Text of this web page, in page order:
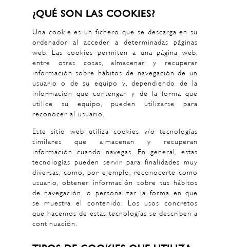
¿QUÉ SON LAS COOKIES?
Una cookie es un fichero que se descarga en su
ordenador al acceder a determinadas páginas
web. Las cookies permiten a una página web,
entre otras cosas, almacenar y recuperar
información sobre hábitos de navegación de un
usuario o de su equipo y, dependiendo de la
información que contengan y de la forma que
utilice su equipo, pueden utilizarse para
reconocer al usuario.
Este sitio web utiliza cookies y/o tecnologías
similares que almacenan y recuperan
información cuando navegas. En general, estas
tecnologías pueden servir para finalidades muy
diversas, como, por ejemplo, reconocerte como
usuario, obtener información sobre tus hábitos
de navegación, o personalizar la forma en que
se muestra el contenido. Los usos concretos
que hacemos de estas tecnologías se describen a
continuación.